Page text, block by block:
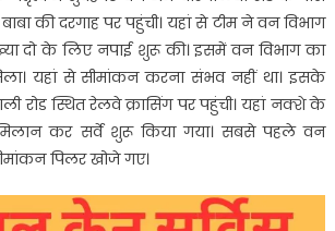
की दरगाह पर पहुंची। यहां से टीम ने वन विभाग
दो के लिए नपाई शुरू की। इसमें वन विभाग का
यहां से सीमांकन करना संभव नहीं था। इसके
रोड स्थित रेलवे क्रासिंग पर पहुंची। यहां नक्शे के
कर सर्वे शुरू किया गया। सबसे पहले वन
पिलर खोजे गए।